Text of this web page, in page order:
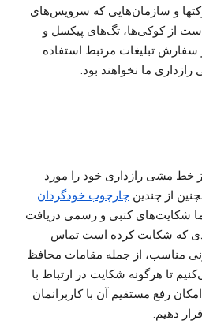
و سازمان‌هایی که سرویس‌های
است از کوکی‌ها، تگ‌های پیکسل و
سفارش تبلیغات مرتبط استفاده
ما نخواهند بود.
خط مشی رازداری خود را مورد
از چندین چارچوب خود‌گردان
شکایت‌های کتبی و رسمی دریافت
که شکایت کرده است تماس
مناسب، از جمله مقامات محافظ
تا هرگونه شکایت در ارتباط با
رفع مستقیم آن با کاربرانمان
دهیم.